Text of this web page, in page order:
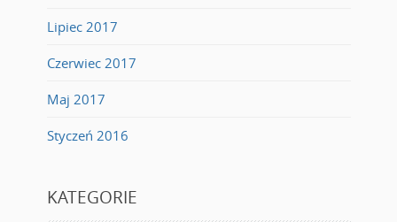
Lipiec 2017
Czerwiec 2017
Maj 2017
Styczeń 2016
KATEGORIE